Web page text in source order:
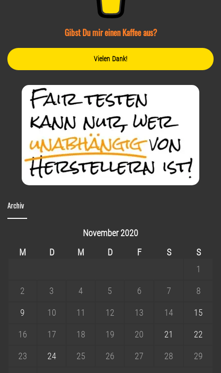
Gibst Du mir einen Kaffee aus?
Vielen Dank!
Archiv
November 2020
M
D M D F S
S
1
2 3 4 5 6 7 8
9 10 11 12 13 14 15
16 17 18 19 20 21 22
23 24 25 26 27 28 29